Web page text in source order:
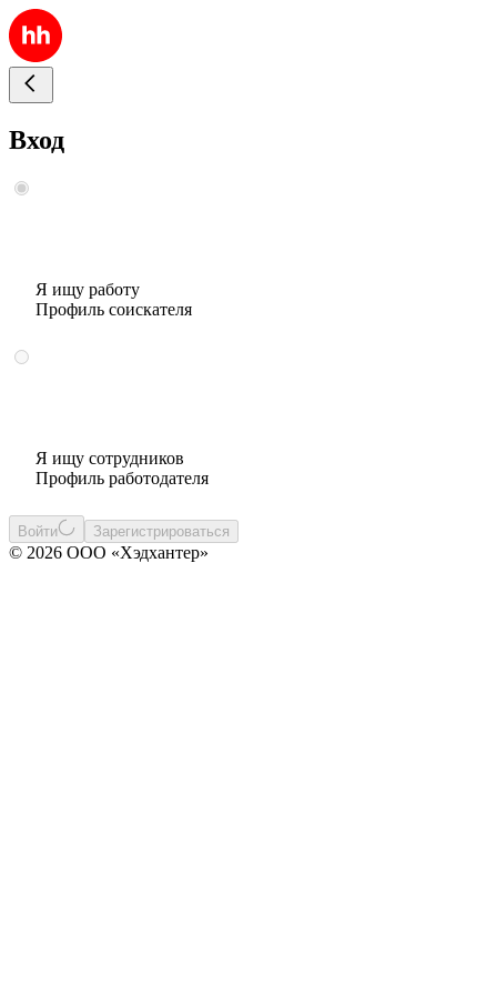
Вход
Я ищу работу
Профиль соискателя
Я ищу сотрудников
Профиль работодателя
Войти Зарегистрироваться
© 2026 ООО «Хэдхантер»